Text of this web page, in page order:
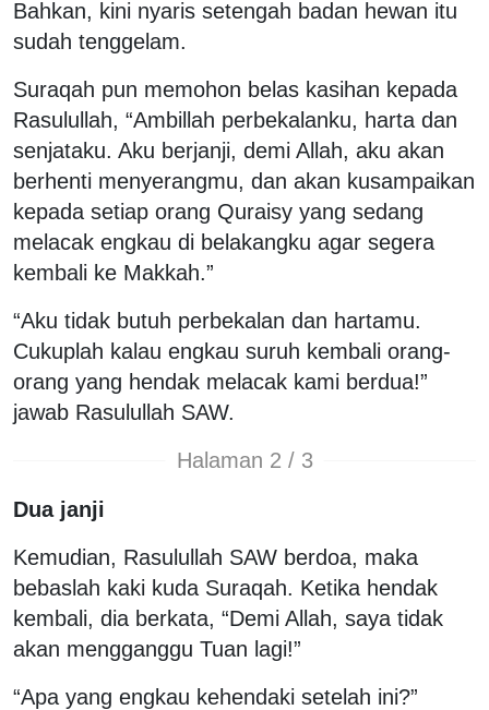
Bahkan, kini nyaris setengah badan hewan itu
sudah tenggelam.
Suraqah pun memohon belas kasihan kepada
Rasulullah, “Ambillah perbekalanku, harta dan
senjataku. Aku berjanji, demi Allah, aku akan
berhenti menyerangmu, dan akan kusampaikan
kepada setiap orang Quraisy yang sedang
melacak engkau di belakangku agar segera
kembali ke Makkah.”
“Aku tidak butuh perbekalan dan hartamu.
Cukuplah kalau engkau suruh kembali orang-
orang yang hendak melacak kami berdua!”
jawab Rasulullah SAW.
Halaman 2 / 3
Dua janji
Kemudian, Rasulullah SAW berdoa, maka
bebaslah kaki kuda Suraqah. Ketika hendak
kembali, dia berkata, “Demi Allah, saya tidak
akan mengganggu Tuan lagi!”
“Apa yang engkau kehendaki setelah ini?”